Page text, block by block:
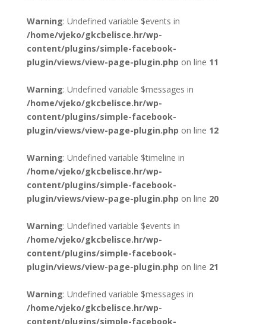
Warning: Undefined variable $events in
/home/vjeko/gkcbelisce.hr/wp-
content/plugins/simple-facebook-
plugin/views/view-page-plugin.php on line 11
Warning: Undefined variable $messages in
/home/vjeko/gkcbelisce.hr/wp-
content/plugins/simple-facebook-
plugin/views/view-page-plugin.php on line 12
Warning: Undefined variable $timeline in
/home/vjeko/gkcbelisce.hr/wp-
content/plugins/simple-facebook-
plugin/views/view-page-plugin.php on line 20
Warning: Undefined variable $events in
/home/vjeko/gkcbelisce.hr/wp-
content/plugins/simple-facebook-
plugin/views/view-page-plugin.php on line 21
Warning: Undefined variable $messages in
/home/vjeko/gkcbelisce.hr/wp-
content/plugins/simple-facebook-